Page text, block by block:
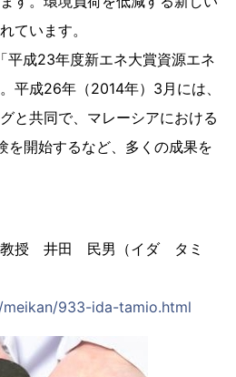
ています。
成23年度新エネ大賞資源エネ
平成26年（2014年）3月には、
と共同で、マレーシアにおける
を開始するなど、多くの成果を
教授 井田 民男（イダ タミ
933-ida-tamio.html